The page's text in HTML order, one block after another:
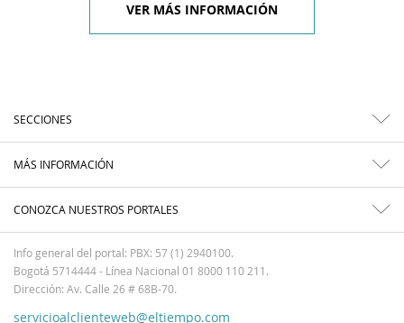
VER MÁS INFORMACIÓN
SECCIONES
MÁS INFORMACIÓN
CONOZCA NUESTROS PORTALES
Info general del portal: PBX: 57 (1) 2940100.
Bogotá 5714444 - Línea Nacional 01 8000 110 211.
Dirección: Av. Calle 26 # 68B-70.
servicioalclienteweb@eltiempo.com